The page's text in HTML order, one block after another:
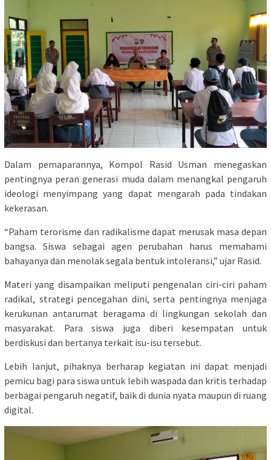
Dalam pemaparannya, Kompol Rasid Usman menegaskan
pentingnya peran generasi muda dalam menangkal pengaruh
ideologi menyimpang yang dapat mengarah pada tindakan
kekerasan.
“Paham terorisme dan radikalisme dapat merusak masa depan
bangsa. Siswa sebagai agen perubahan harus memahami
bahayanya dan menolak segala bentuk intoleransi,” ujar Rasid.
Materi yang disampaikan meliputi pengenalan ciri-ciri paham
radikal, strategi pencegahan dini, serta pentingnya menjaga
kerukunan antarumat beragama di lingkungan sekolah dan
masyarakat. Para siswa juga diberi kesempatan untuk
berdiskusi dan bertanya terkait isu-isu tersebut.
Lebih lanjut, pihaknya berharap kegiatan ini dapat menjadi
pemicu bagi para siswa untuk lebih waspada dan kritis terhadap
berbagai pengaruh negatif, baik di dunia nyata maupun di ruang
digital.